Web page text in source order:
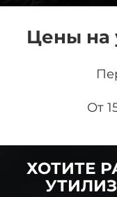
Цены на
От
ХОТИТЕ